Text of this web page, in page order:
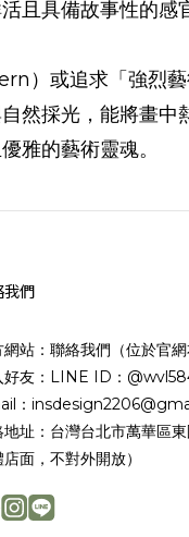
且具備故事性的感
）或追求「強烈
然採光，能將畫中
雅的藝術靈魂。
我們
站：聯絡我們（位於官網
好友：LINE ID：
：
地址：台灣台北市萬華區
面，不對外開放）